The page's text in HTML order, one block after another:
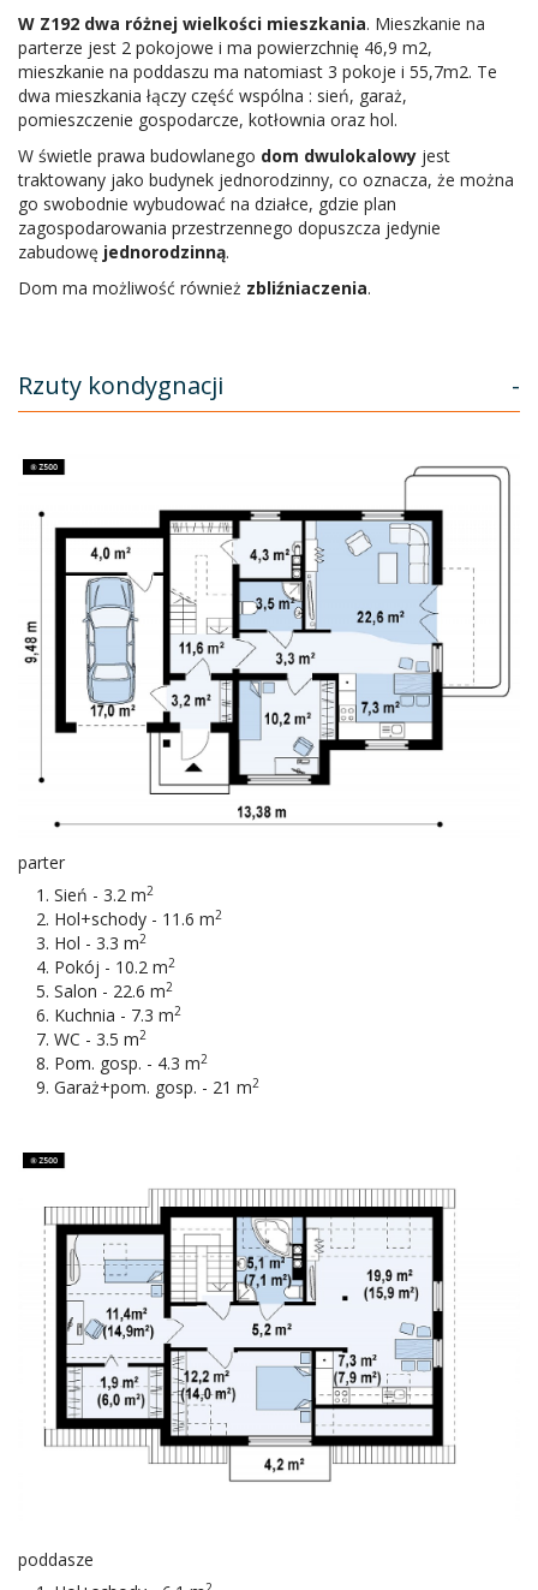
W Z192 dwa różnej wielkości mieszkania. Mieszkanie na
parterze jest 2 pokojowe i ma powierzchnię 46,9 m2,
mieszkanie na poddaszu ma natomiast 3 pokoje i 55,7m2. Te
dwa mieszkania łączy część wspólna : sień, garaż,
pomieszczenie gospodarcze, kotłownia oraz hol.
W świetle prawa budowlanego dom dwulokalowy jest
traktowany jako budynek jednorodzinny, co oznacza, że można
go swobodnie wybudować na działce, gdzie plan
zagospodarowania przestrzennego dopuszcza jedynie
zabudowę jednorodzinną.
Dom ma możliwość również zbliźniaczenia.
Rzuty kondygnacji -
parter
Sień - 3.2 m2
Hol+schody - 11.6 m2
Hol - 3.3 m2
Pokój - 10.2 m2
Salon - 22.6 m2
Kuchnia - 7.3 m2
WC - 3.5 m2
Pom. gosp. - 4.3 m2
Garaż+pom. gosp. - 21 m2
poddasze